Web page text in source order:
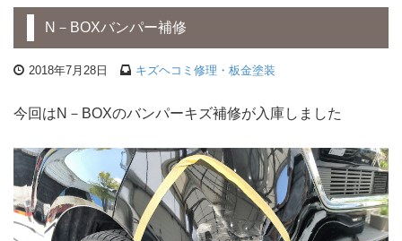
N－BOXバンパー補修
2018年7月28日 キズヘコミ修理・板金塗装
今回はN－BOXのバンパーキズ補修が入庫しました